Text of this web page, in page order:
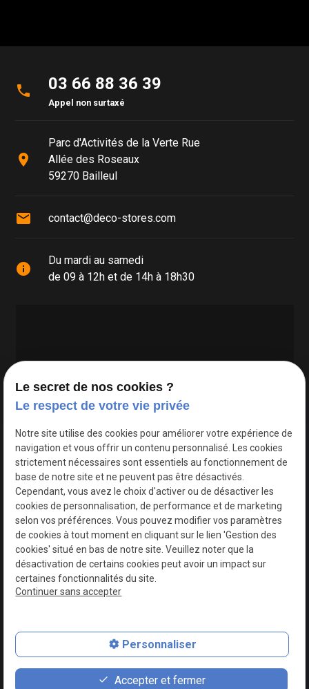
phone 03 66 88 36 39
Appel non surtaxé
place
Parc d'Activités de la Verte Rue
Allée des Roseaux
59270 Bailleul
mail contact@deco-stores.com
info
Du mardi au samedi
de 09 à 12h et de 14h à 18h30
Google Maps Search API est désactivé.
Plan du site
Mentions légales
Politique de confidentialité
Le secret de nos cookies ?
Le respect de votre vie privée
Notre site utilise des cookies pour améliorer votre expérience de
navigation et vous offrir un contenu personnalisé. Les cookies
strictement nécessaires sont essentiels au fonctionnement de
base de notre site et ne peuvent pas être désactivés.
Cependant, vous avez le choix d'activer ou de désactiver les
cookies de personnalisation, de performance et de marketing
selon vos préférences. Vous pouvez modifier vos paramètres
de cookies à tout moment en cliquant sur le lien 'Gestion des
cookies' situé en bas de notre site. Veuillez noter que la
désactivation de certains cookies peut avoir un impact sur
certaines fonctionnalités du site.
Continuer sans accepter
Personnaliser
Accepter et fermer